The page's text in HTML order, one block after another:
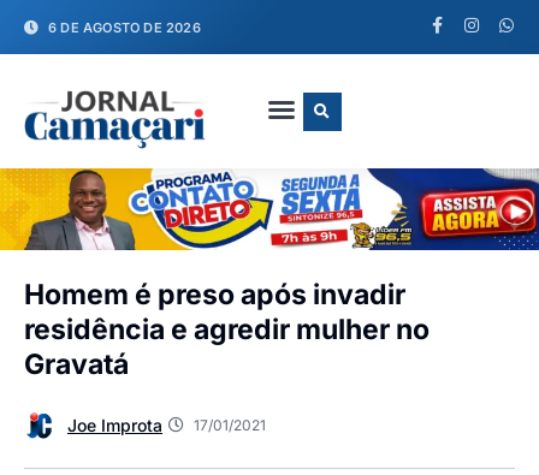
6 DE AGOSTO DE 2026
Homem é preso após invadir
residência e agredir mulher no
Gravatá
Joe Improta 17/01/2021